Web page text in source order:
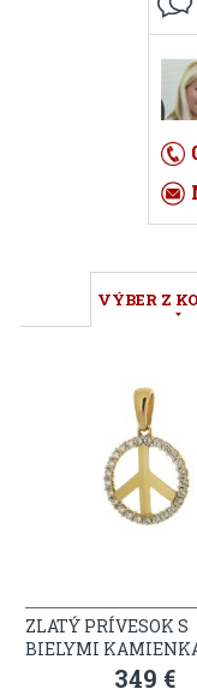
VÝBER Z
ZLATÝ PRÍVESOK S
BIELYMI
349 €